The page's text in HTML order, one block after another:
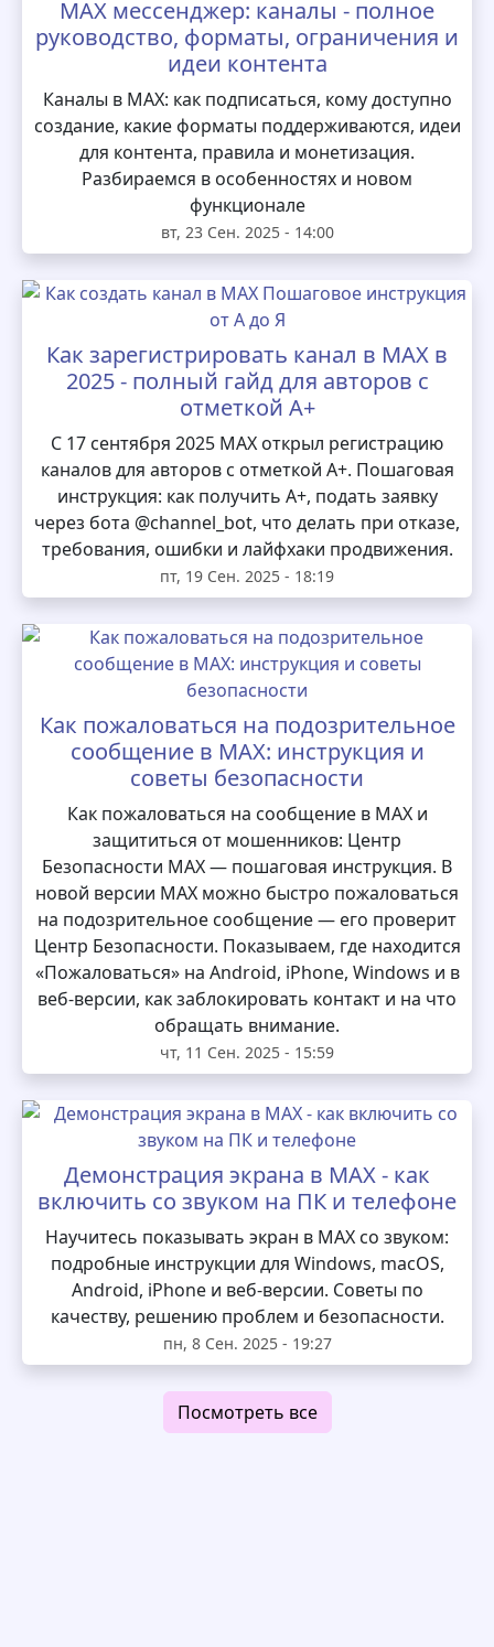
MAX мессенджер: каналы - полное
руководство, форматы, ограничения и
идеи контента
Каналы в MAX: как подписаться, кому доступно
создание, какие форматы поддерживаются, идеи
для контента, правила и монетизация.
Разбираемся в особенностях и новом
функционале
вт, 23 Сен. 2025 - 14:00
Как зарегистрировать канал в MAX в
2025 - полный гайд для авторов с
отметкой А+
С 17 сентября 2025 MAX открыл регистрацию
каналов для авторов с отметкой А+. Пошаговая
инструкция: как получить А+, подать заявку
через бота @channel_bot, что делать при отказе,
требования, ошибки и лайфхаки продвижения.
пт, 19 Сен. 2025 - 18:19
Как пожаловаться на подозрительное
сообщение в MAX: инструкция и
советы безопасности
Как пожаловаться на сообщение в MAX и
защититься от мошенников: Центр
Безопасности MAX — пошаговая инструкция. В
новой версии MAX можно быстро пожаловаться
на подозрительное сообщение — его проверит
Центр Безопасности. Показываем, где находится
«Пожаловаться» на Android, iPhone, Windows и в
веб-версии, как заблокировать контакт и на что
обращать внимание.
чт, 11 Сен. 2025 - 15:59
Демонстрация экрана в MAX - как
включить со звуком на ПК и телефоне
Научитесь показывать экран в MAX со звуком:
подробные инструкции для Windows, macOS,
Android, iPhone и веб-версии. Советы по
качеству, решению проблем и безопасности.
пн, 8 Сен. 2025 - 19:27
Посмотреть все